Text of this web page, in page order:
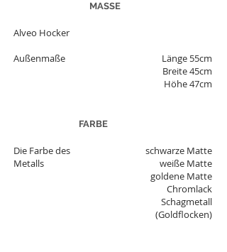
MASSE
Alveo Hocker
Außenmaße
Länge 55cm
Breite 45cm
Höhe 47cm
FARBE
Die Farbe des
Metalls
schwarze Matte
weiße Matte
goldene Matte
Chromlack
Schagmetall
(Goldflocken)